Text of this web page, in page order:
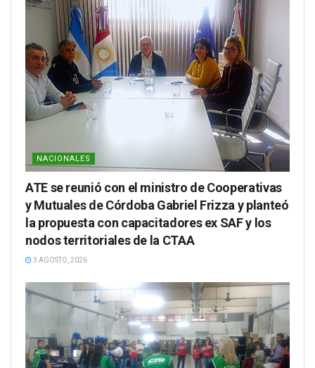
NACIONALES
ATE se reunió con el ministro de Cooperativas
y Mutuales de Córdoba Gabriel Frizza y planteó
la propuesta con capacitadores ex SAF y los
nodos territoriales de la CTAA
3 AGOSTO, 2026